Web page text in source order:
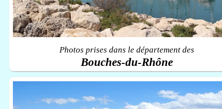
Photos prises dans le département des
Bouches-du-Rhône